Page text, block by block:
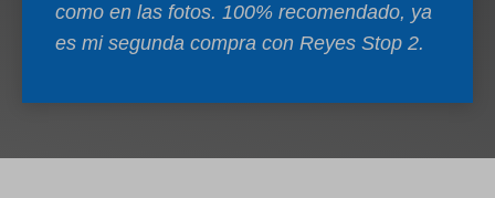
como en las fotos. 100% recomendado, ya
es mi segunda compra con Reyes Stop 2.